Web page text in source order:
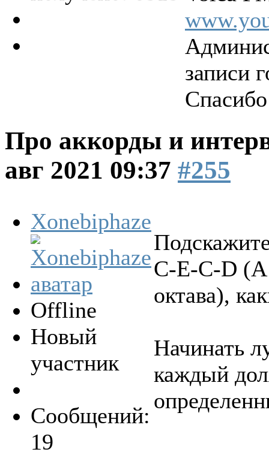
записи
Про аккорды и
авг 2021 09:37 #255
Xonebiphaze
Offline
Новый
участник
Сообщений:
19
C-E-C-D (A
октава),
Начинать
каждый